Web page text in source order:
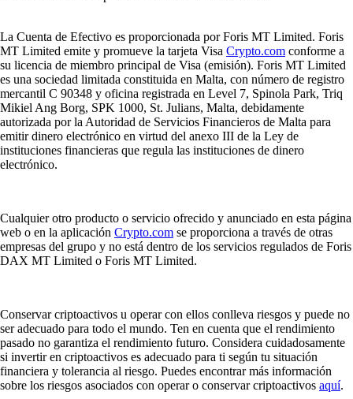
La Cuenta de Efectivo es proporcionada por Foris MT Limited. Foris
MT Limited emite y promueve la tarjeta Visa Crypto.com conforme a
su licencia de miembro principal de Visa (emisión). Foris MT Limited
es una sociedad limitada constituida en Malta, con número de registro
mercantil C 90348 y oficina registrada en Level 7, Spinola Park, Triq
Mikiel Ang Borg, SPK 1000, St. Julians, Malta, debidamente
autorizada por la Autoridad de Servicios Financieros de Malta para
emitir dinero electrónico en virtud del anexo III de la Ley de
instituciones financieras que regula las instituciones de dinero
electrónico.
Cualquier otro producto o servicio ofrecido y anunciado en esta página
web o en la aplicación Crypto.com se proporciona a través de otras
empresas del grupo y no está dentro de los servicios regulados de Foris
DAX MT Limited o Foris MT Limited.
Conservar criptoactivos u operar con ellos conlleva riesgos y puede no
ser adecuado para todo el mundo. Ten en cuenta que el rendimiento
pasado no garantiza el rendimiento futuro. Considera cuidadosamente
si invertir en criptoactivos es adecuado para ti según tu situación
financiera y tolerancia al riesgo. Puedes encontrar más información
sobre los riesgos asociados con operar o conservar criptoactivos aquí.